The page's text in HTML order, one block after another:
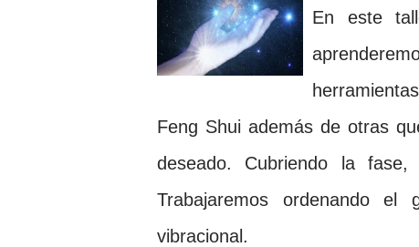
En este tal l
Feng Shui además de otras
deseado. Cubriendo la
Trabajaremos ordenando
vibracional.